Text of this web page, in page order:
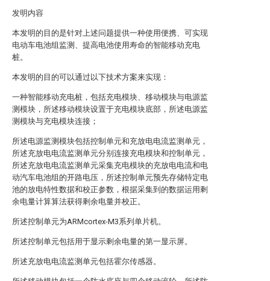
发明内容
本发明的目的是针对上述问题提供一种使用便携、可实现
电动车电池组监测、提高电池使用寿命的智能移动充电
桩。
本发明的目的可以通过以下技术方案来实现：
一种智能移动充电桩，包括充电模块、移动模块与电源监
测模块，所述移动模块设置于充电模块底部，所述电源监
测模块与充电模块连接；
所述电源监测模块包括控制单元和充放电电流监测单元，
所述充放电电流监测单元分别连接充电模块和控制单元，
所述充放电电流监测单元采集充电模块的充放电电流和电
动汽车电池组的开路电压，所述控制单元预先存储特定电
池的放电特性数据和校正参数，根据采集到的数据运用剩
余电量计算算法获得剩余电量并校正。
所述控制单元为ARMcortex-M3系列单片机。
所述控制单元包括用于显示剩余电量的第一显示屏。
所述充放电电流监测单元包括霍尔传感器。